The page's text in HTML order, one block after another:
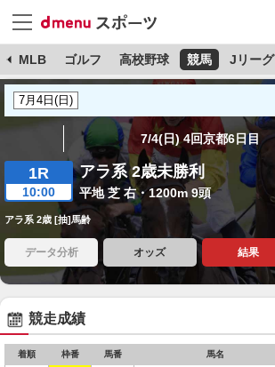
MLB ゴルフ 高校野球 競馬 Jリーグ
7/4(日) 4回京都6日目
1R
10:00
アラ系 2歳未勝利
平地 芝 右・1200m 9頭
アラ系 2歳 [抽]馬齢
データ分析 オッズ 結果
競走成績
着順 枠番 馬番 馬名